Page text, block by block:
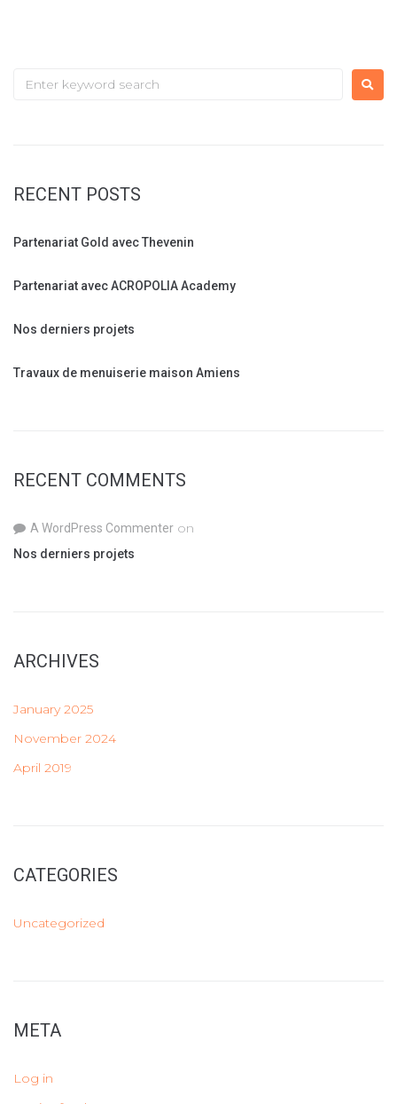
c
f
r
RECENT POSTS
Partenariat Gold avec Thevenin
Partenariat avec ACROPOLIA Academy
Nos derniers projets
Travaux de menuiserie maison Amiens
RECENT COMMENTS
A WordPress Commenter on
Nos derniers projets
ARCHIVES
January 2025
November 2024
April 2019
CATEGORIES
Uncategorized
META
Log in